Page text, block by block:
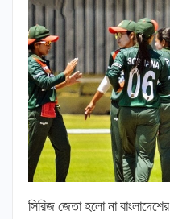
সিরিজ জেতা হলো না বাংলাদেশের